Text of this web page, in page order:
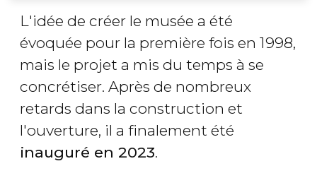
L'idée de créer le musée a été
évoquée pour la première fois en 1998,
mais le projet a mis du temps à se
concrétiser. Après de nombreux
retards dans la construction et
l'ouverture, il a finalement été
inauguré en 2023.